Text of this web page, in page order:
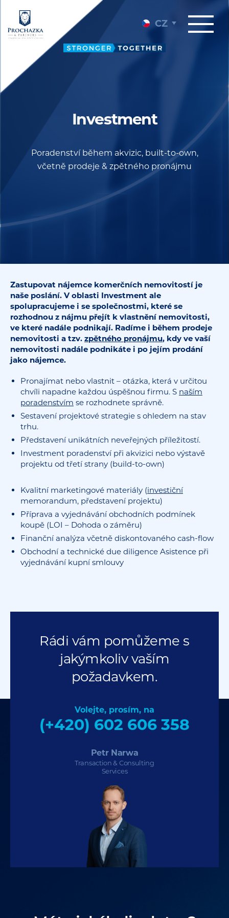
CZ
Investment
Poradenství během akvizic, built-to-own,
včetně prodeje & zpětného pronájmu
Zastupovat nájemce komerčních nemovitostí je
naše poslání. V oblasti Investment ale
spolupracujeme i se společnostmi, které se
rozhodnou z nájmu přejít k vlastnění nemovitosti,
ve které nadále podnikají. Radíme i během prodeje
nemovitosti a tzv. zpětného pronájmu, kdy ve vaší
nemovitosti nadále podnikáte i po jejím prodání
jako nájemce.
Pronajímat nebo vlastnit – otázka, která v určitou
chvíli napadne každou úspěšnou firmu. S naším
poradenstvím se rozhodnete správně.
Sestavení projektové strategie s ohledem na stav
trhu.
Představení unikátních neveřejných příležitostí.
Investment poradenství při akvizici nebo výstavě
projektu od třetí strany (build-to-own)
Kvalitní marketingové materiály (investiční
memorandum, představení projektu)
Příprava a vyjednávání obchodních podmínek
koupě (LOI – Dohoda o záměru)
Finanční analýza včetně diskontovaného cash-flow
Obchodní a technické due diligence Asistence při
vyjednávání kupní smlouvy
Rádi vám pomůžeme s
jakýmkoliv vaším
požadavkem.
Volejte, prosím, na
(+420) 602 606 358
Petr Narwa
Transaction & Consulting
Services